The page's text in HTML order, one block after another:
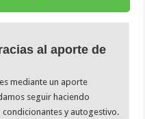
al aporte de
mediante un aporte
seguir haciendo
y autogestivo.